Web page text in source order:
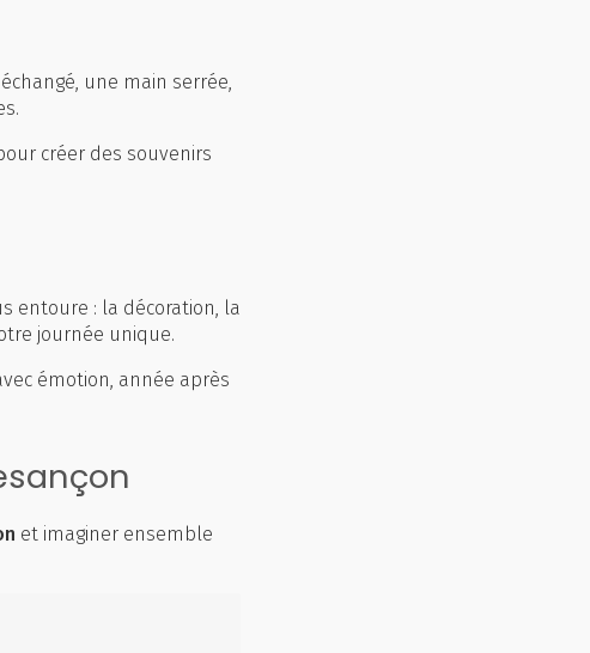
une main serrée,
créer des souvenirs
entoure : la décoration, la
journée unique.
émotion, année après
et imaginer ensemble